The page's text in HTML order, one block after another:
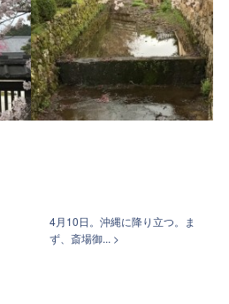
4月10日。沖縄に降り立つ。ま
ず、斎場御... >